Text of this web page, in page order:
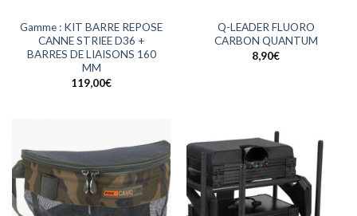
Gamme : KIT BARRE REPOSE
CANNE STRIEE D36 +
BARRES DE LIAISONS 160
MM
119,00€
Q-LEADER FLUORO
CARBON QUANTUM
8,90€